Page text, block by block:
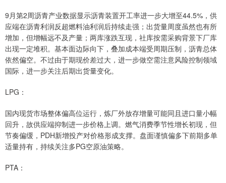
9月第2周沥青产业数据显示沥青装置开工率进一步大增至44.5%，供
应端在沥青利润反超燃料油利润后持续走强；出货量周度虽然也有所
增加，但增幅远不及产量；两库涨跌互现，社库按需采购背景下厂库
出现一定堆积。基本面边际向下，叠加成本端受周期压制，沥青总体
依然偏空。不过由于期现价差过大，进一步做空需注意风险控制领域
国际，进一步关注后期出货量变化。
LPG：
国内现货市场整体偏高位运行，炼厂外放存增量可能同且进口量小幅
回升，故供应端抑制进一步价格上调。燃气消费季节性增长初现，但
节奏偏缓，PDH新增投产对价格形成支撑。盘面谨慎偏多下前期多单
适量持有，持续关注多PG空原油策略。
PTA：